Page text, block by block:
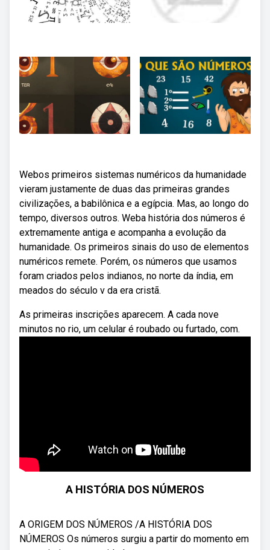
Webos primeiros sistemas numéricos da humanidade
vieram justamente de duas das primeiras grandes
civilizações, a babilônica e a egípcia. Mas, ao longo do
tempo, diversos outros. Weba história dos números é
extremamente antiga e acompanha a evolução da
humanidade. Os primeiros sinais do uso de elementos
numéricos remete. Porém, os números que usamos
foram criados pelos indianos, no norte da índia, em
meados do século v da era cristã.
As primeiras inscrições aparecem. A cada nove
minutos no rio, um celular é roubado ou furtado, com.
A HISTÓRIA DOS NÚMEROS
A ORIGEM DOS NÚMEROS /A HISTÓRIA DOS
NÚMEROS Os números surgiu a partir do momento em